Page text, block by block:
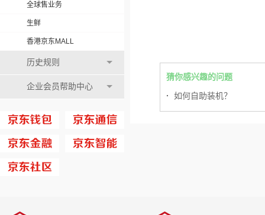
全球售业务
生鲜
香港京东MALL
历史规则
企业会员帮助中心
猜你感兴趣的问题
· 如何自助装机？